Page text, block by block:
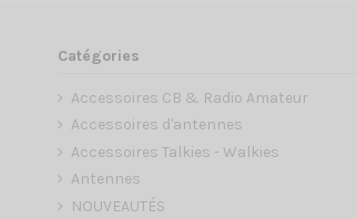
Catégories
Accessoires CB & Radio Amateur
Accessoires d'antennes
Accessoires Talkies - Walkies
Antennes
NOUVEAUTÉS